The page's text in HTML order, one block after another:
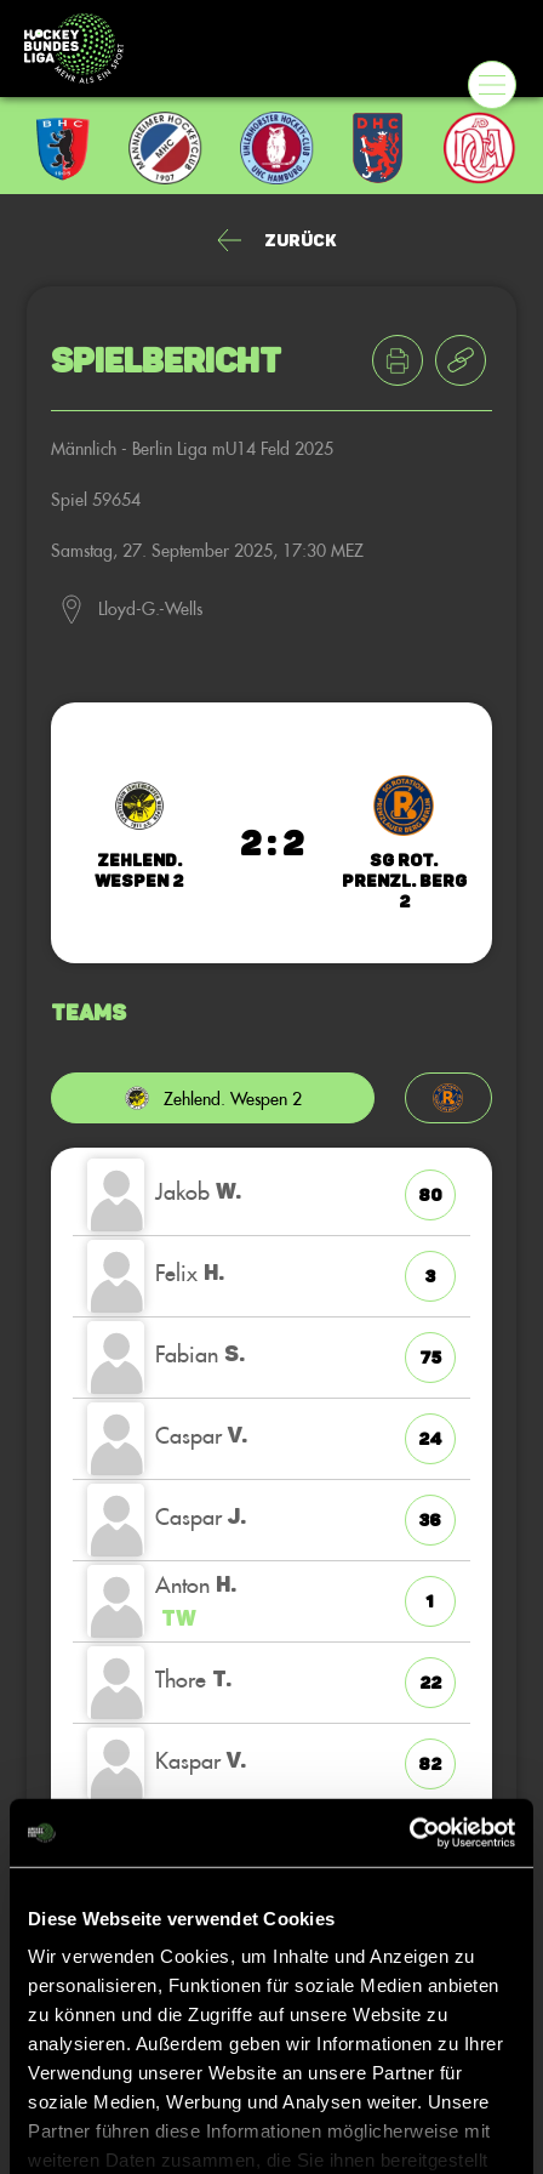
Diese Webseite verwendet Cookies
Wir verwenden Cookies, um Inhalte und Anzeigen zu
personalisieren, Funktionen für soziale Medien anbieten
zu können und die Zugriffe auf unsere Website zu
analysieren. Außerdem geben wir Informationen zu Ihrer
Verwendung unserer Website an unsere Partner für
soziale Medien, Werbung und Analysen weiter. Unsere
Partner führen diese Informationen möglicherweise mit
weiteren Daten zusammen, die Sie ihnen bereitgestellt
Zurück
Spielbericht
Männlich - Berlin Liga mU14 Feld 2025
Spiel 59654
Samstag, 27. September 2025, 17:30 MEZ
Lloyd-G.-Wells
Zehlend.
Wespen 2
2 : 2
SG Rot.
Prenzl. Berg
2
Teams
Zehlend. Wespen 2
Jakob W. 80
Felix H. 3
Fabian S. 75
Caspar V. 24
Caspar J. 36
Anton H.
TW
1
Thore T. 22
Kaspar V. 82
32
Finn L.
K
Leopold H. 84
Emil S.